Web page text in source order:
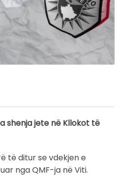
shenja jete në Kllokot të
të ditur se vdekjen e
nga QMF-ja në Viti.